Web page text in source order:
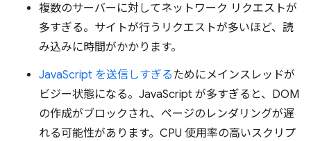
複数のサーバーに対してネットワーク リクエストが
多すぎる。サイトが行うリクエストが多いほど、読
み込みに時間がかかります。
JavaScript を送信しすぎる ためにメインスレッドが
ビジー状態になる。JavaScript が多すぎると、DOM
の作成がブロックされ、ページのレンダリングが遅
れる可能性があります。CPU 使用率の高いスクリプ